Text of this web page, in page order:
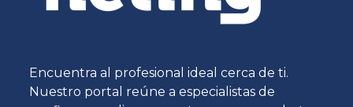
Encuentra al profesional ideal cerca de ti.
Nuestro portal reúne a especialistas de